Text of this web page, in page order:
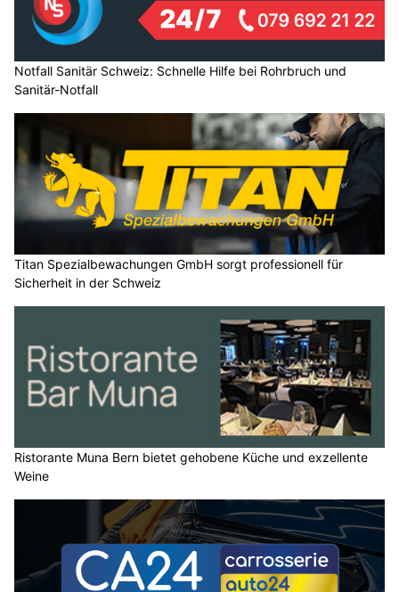
Notfall Sanitär Schweiz: Schnelle Hilfe bei Rohrbruch und
Sanitär-Notfall
Titan Spezialbewachungen GmbH sorgt professionell für
Sicherheit in der Schweiz
Ristorante Muna Bern bietet gehobene Küche und exzellente
Weine